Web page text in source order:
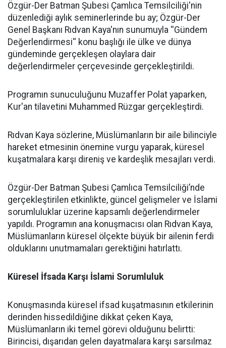
​Özgür-Der Batman Şubesi Çamlıca Temsilciliği'nin
düzenlediği aylık seminerlerinde bu ay; Özgür-Der
Genel Başkanı Rıdvan Kaya'nın sunumuyla ''Gündem
Değerlendirmesi'' konu başlığı ile ülke ve dünya
gündeminde gerçekleşen olaylara dair
değerlendirmeler çerçevesinde gerçekleştirildi.
Programın sunuculuğunu Muzaffer Polat yaparken,
Kur'an tilavetini Muhammed Rüzgar gerçekleştirdi.
Rıdvan Kaya sözlerine, Müslümanların bir aile bilinciyle
hareket etmesinin önemine vurgu yaparak, küresel
kuşatmalara karşı direniş ve kardeşlik mesajları verdi.
Özgür-Der Batman Şubesi Çamlıca Temsilciliği’nde
gerçekleştirilen etkinlikte, güncel gelişmeler ve İslami
sorumluluklar üzerine kapsamlı değerlendirmeler
yapıldı. Programın ana konuşmacısı olan Rıdvan Kaya,
Müslümanların küresel ölçekte büyük bir ailenin ferdi
olduklarını unutmamaları gerektiğini hatırlattı.
Küresel İfsada Karşı İslami Sorumluluk
Konuşmasında küresel ifsad kuşatmasının etkilerinin
derinden hissedildiğine dikkat çeken Kaya,
Müslümanların iki temel görevi olduğunu belirtti:
Birincisi, dışarıdan gelen dayatmalara karşı sarsılmaz